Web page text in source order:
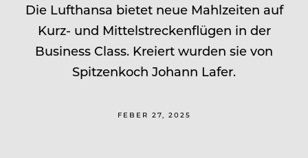
Die Lufthansa bietet neue Mahlzeiten auf
Kurz- und Mittelstreckenflügen in der
Business Class. Kreiert wurden sie von
Spitzenkoch Johann Lafer.
FEBER 27, 2025